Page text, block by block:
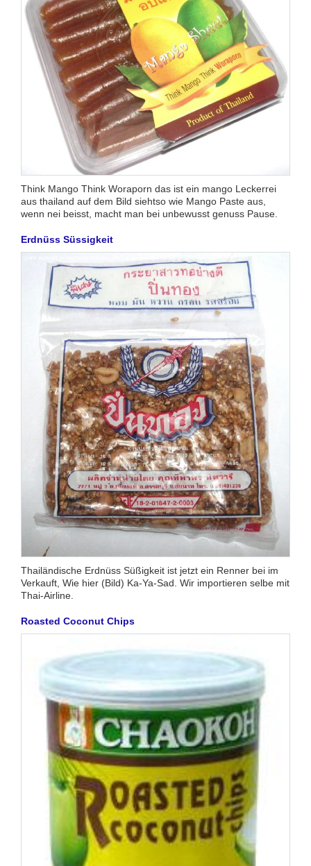
Think Mango Think Woraporn das ist ein mango Leckerrei
aus thailand auf dem Bild siehtso wie Mango Paste aus,
wenn nei beisst, macht man bei unbewusst genuss Pause.
Erdnüss Süssigkeit
Thailändische Erdnüss Süßigkeit ist jetzt ein Renner bei im
Verkauft, Wie hier (Bild) Ka-Ya-Sad. Wir importieren selbe mit
Thai-Airline.
Roasted Coconut Chips